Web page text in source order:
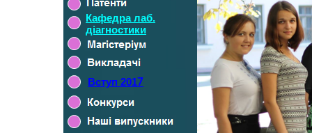
Кафедра лаб.
діагностики
Вступ 2017